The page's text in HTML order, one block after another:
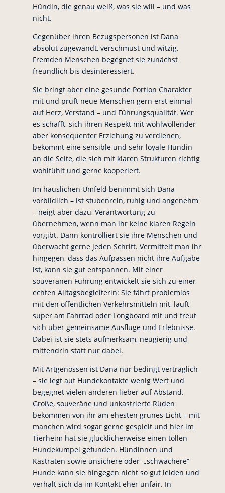
Hündin, die genau weiß, was sie will – und was
nicht.
Gegenüber ihren Bezugspersonen ist Dana
absolut zugewandt, verschmust und witzig.
Fremden Menschen begegnet sie zunächst
freundlich bis desinteressiert.
Sie bringt aber eine gesunde Portion Charakter
mit und prüft neue Menschen gern erst einmal
auf Herz, Verstand – und Führungsqualität. Wer
es schafft, sich ihren Respekt mit wohlwollender
aber konsequenter Erziehung zu verdienen,
bekommt eine sensible und sehr loyale Hündin
an die Seite, die sich mit klaren Strukturen richtig
wohlfühlt und gerne kooperiert.
Im häuslichen Umfeld benimmt sich Dana
vorbildlich – ist stubenrein, ruhig und angenehm
– neigt aber dazu, Verantwortung zu
übernehmen, wenn man ihr keine klaren Regeln
vorgibt. Dann kontrolliert sie ihre Menschen und
überwacht gerne jeden Schritt. Vermittelt man ihr
hingegen, dass das Aufpassen nicht ihre Aufgabe
ist, kann sie gut entspannen. Mit einer
souveränen Führung entwickelt sie sich zu einer
echten Alltagsbegleiterin: Sie fährt problemlos
mit den öffentlichen Verkehrsmitteln mit, läuft
super am Fahrrad oder Longboard mit und freut
sich über gemeinsame Ausflüge und Erlebnisse.
Dabei ist sie stets aufmerksam, neugierig und
mittendrin statt nur dabei.
Mit Artgenossen ist Dana nur bedingt verträglich
– sie legt auf Hundekontakte wenig Wert und
begegnet vielen anderen lieber auf Abstand.
Große, souveräne und unkastrierte Rüden
bekommen von ihr am ehesten grünes Licht – mit
manchen wird sogar gerne gespielt und hier im
Tierheim hat sie glücklicherweise einen tollen
Hundekumpel gefunden. Hündinnen und
Kastraten sowie unsichere oder „schwächere“
Hunde kann sie hingegen nicht so gut leiden und
verhält sich da im Kontakt eher unfair. In